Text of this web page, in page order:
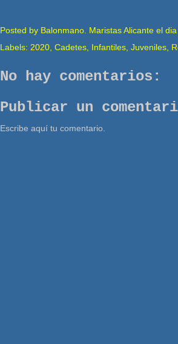
Posted by Balonmano. Maristas Alicante el dia
Labels: 2020 Cadetes Infantiles Juveniles
No hay comentarios:
Publicar un
Escribe aquí tu comentario.